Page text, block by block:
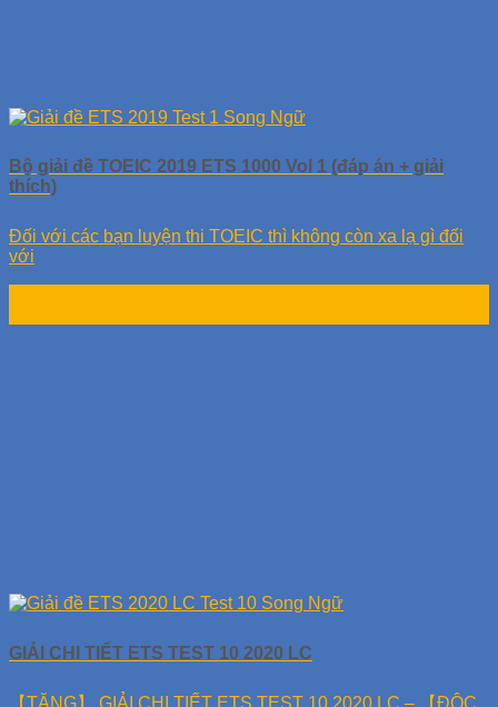
Bộ giải đề TOEIC 2019 ETS 1000 Vol 1 (đáp án + giải
thích)
Đối với các bạn luyện thi TOEIC thì không còn xa lạ gì đối
với
GIẢI CHI TIẾT ETS TEST 10 2020 LC